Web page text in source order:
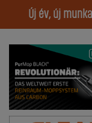
Új év, új